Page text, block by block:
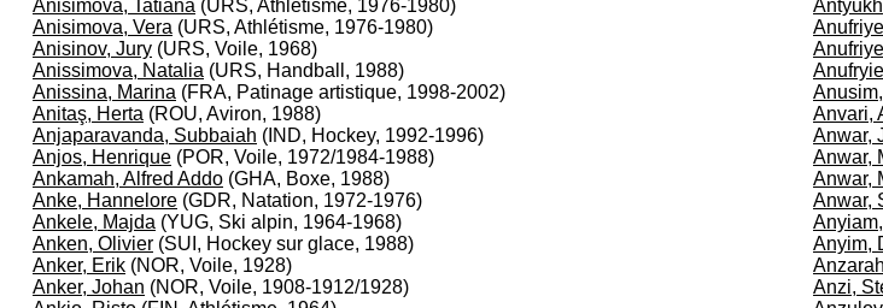
Anisimova, Tatiana (URS, Athlétisme, 1976-1980)
Anisimova, Vera (URS, Athlétisme, 1976-1980)
Anisinov, Jury (URS, Voile, 1968)
Anissimova, Natalia (URS, Handball, 1988)
Anissina, Marina (FRA, Patinage artistique, 1998-2002)
Anitaş, Herta (ROU, Aviron, 1988)
Anjaparavanda, Subbaiah (IND, Hockey, 1992-1996)
Anjos, Henrique (POR, Voile, 1972/1984-1988)
Ankamah, Alfred Addo (GHA, Boxe, 1988)
Anke, Hannelore (GDR, Natation, 1972-1976)
Ankele, Majda (YUG, Ski alpin, 1964-1968)
Anken, Olivier (SUI, Hockey sur glace, 1988)
Anker, Erik (NOR, Voile, 1928)
Anker, Johan (NOR, Voile, 1908-1912/1928)
Anvari,
Anwar,
Anwar,
Anwar,
Anwar,
Anyim,
Anzi,